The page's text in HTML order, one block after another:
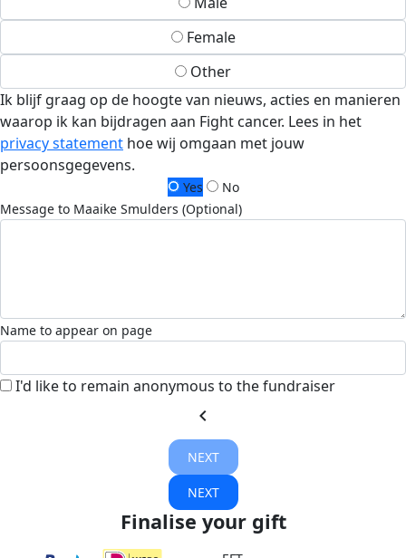
Female
Other
Ik blijf graag op de hoogte van nieuws, acties en manieren
waarop ik kan bijdragen aan Fight cancer. Lees in het
privacy statement hoe wij omgaan met jouw
persoonsgegevens.
Yes
No
Message to Maaike Smulders (Optional)
Name to appear on page
I'd like to remain anonymous to the fundraiser
chevron_left
NEXT
NEXT
Finalise your gift